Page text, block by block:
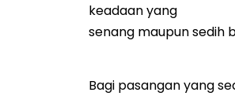
keadaan yang
senang maupun sedih
Bagi pasangan yang